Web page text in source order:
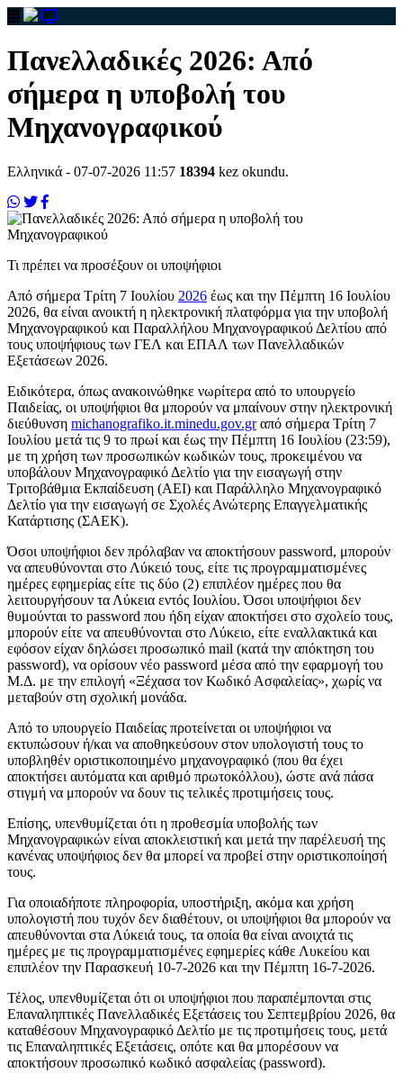
Πανελλαδικές 2026: Από
σήμερα η υποβολή του
Μηχανογραφικού
Ελληνικά - 07-07-2026 11:57 18394 kez okundu.
Τι πρέπει να προσέξουν οι υποψήφιοι
Από σήμερα Τρίτη 7 Ιουλίου 2026 έως και την Πέμπτη 16 Ιουλίου
2026, θα είναι ανοικτή η ηλεκτρονική πλατφόρμα για την υποβολή
Μηχανογραφικού και Παραλλήλου Μηχανογραφικού Δελτίου από
τους υποψήφιους των ΓΕΛ και ΕΠΑΛ των Πανελλαδικών
Εξετάσεων 2026.
Ειδικότερα, όπως ανακοινώθηκε νωρίτερα από το υπουργείο
Παιδείας, οι υποψήφιοι θα μπορούν να μπαίνουν στην ηλεκτρονική
διεύθυνση michanografiko.it.minedu.gov.grαπό σήμερα Τρίτη 7
Ιουλίου μετά τις 9 το πρωί και έως την Πέμπτη 16 Ιουλίου (23:59),
με τη χρήση των προσωπικών κωδικών τους, προκειμένου να
υποβάλουν Μηχανογραφικό Δελτίο για την εισαγωγή στην
Τριτοβάθμια Εκπαίδευση (ΑΕΙ) και Παράλληλο Μηχανογραφικό
Δελτίο για την εισαγωγή σε Σχολές Ανώτερης Επαγγελματικής
Κατάρτισης (ΣΑΕΚ).
Όσοι υποψήφιοι δεν πρόλαβαν να αποκτήσουν password, μπορούν
να απευθύνονται στο Λύκειό τους, είτε τις προγραμματισμένες
ημέρες εφημερίας είτε τις δύο (2) επιπλέον ημέρες που θα
λειτουργήσουν τα Λύκεια εντός Ιουλίου. Όσοι υποψήφιοι δεν
θυμούνται το password που ήδη είχαν αποκτήσει στο σχολείο τους,
μπορούν είτε να απευθύνονται στο Λύκειο, είτε εναλλακτικά και
εφόσον είχαν δηλώσει προσωπικό mail (κατά την απόκτηση του
password), να ορίσουν νέο password μέσα από την εφαρμογή του
Μ.Δ. με την επιλογή «Ξέχασα τον Κωδικό Ασφαλείας», χωρίς να
μεταβούν στη σχολική μονάδα.
Από το υπουργείο Παιδείας προτείνεται οι υποψήφιοι να
εκτυπώσουν ή/και να αποθηκεύσουν στον υπολογιστή τους το
υποβληθέν οριστικοποιημένο μηχανογραφικό (που θα έχει
αποκτήσει αυτόματα και αριθμό πρωτοκόλλου), ώστε ανά πάσα
στιγμή να μπορούν να δουν τις τελικές προτιμήσεις τους.
Επίσης, υπενθυμίζεται ότι η προθεσμία υποβολής των
Μηχανογραφικών είναι αποκλειστική και μετά την παρέλευσή της
κανένας υποψήφιος δεν θα μπορεί να προβεί στην οριστικοποίησή
τους.
Για οποιαδήποτε πληροφορία, υποστήριξη, ακόμα και χρήση
υπολογιστή που τυχόν δεν διαθέτουν, οι υποψήφιοι θα μπορούν να
απευθύνονται στα Λύκειά τους, τα οποία θα είναι ανοιχτά τις
ημέρες με τις προγραμματισμένες εφημερίες κάθε Λυκείου και
επιπλέον την Παρασκευή 10-7-2026 και την Πέμπτη 16-7-2026.
Τέλος, υπενθυμίζεται ότι οι υποψήφιοι που παραπέμπονται στις
Επαναληπτικές Πανελλαδικές Εξετάσεις του Σεπτεμβρίου 2026, θα
καταθέσουν Μηχανογραφικό Δελτίο με τις προτιμήσεις τους, μετά
τις Επαναληπτικές Εξετάσεις, οπότε και θα μπορέσουν να
αποκτήσουν προσωπικό κωδικό ασφαλείας (password).